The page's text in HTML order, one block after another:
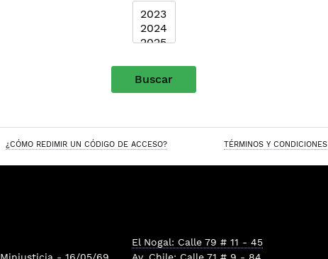
Buscar
¿CÓMO REDIMIR UN CÓDIGO DE ACCESO? TÉRMINOS Y CONDICIONES
El Nogal: Calle 79 # 11 - 45